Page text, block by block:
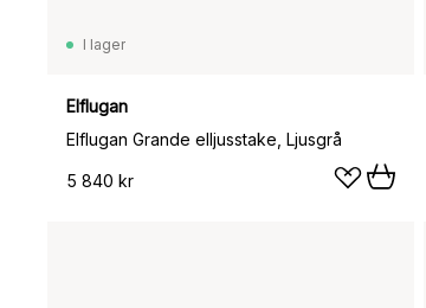
I lager
Elflugan
Elflugan Grande elljusstake, Ljusgrå
5 840 kr